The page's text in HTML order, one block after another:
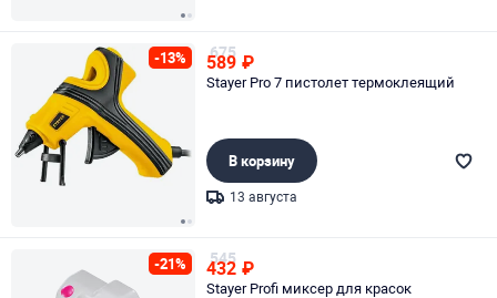
-13% 675
589 ₽
Stayer Pro 7 пистолет термоклеящий
В корзину
13 августа
-21% 545
432 ₽
Stayer Profi миксер для красок